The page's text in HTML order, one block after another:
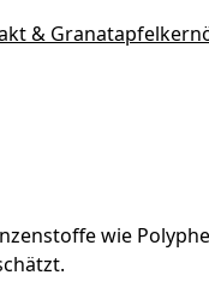
&
wie